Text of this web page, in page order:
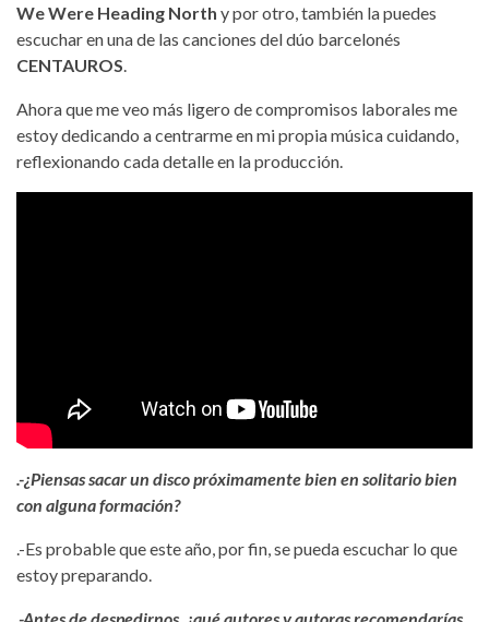
We Were Heading North y por otro, también la puedes
escuchar en una de las canciones del dúo barcelonés
CENTAUROS
Ahora que me veo más ligero de compromisos laborales me
estoy dedicando a centrarme en mi propia música cuidando,
reflexionando cada detalle en la producción.
.-¿Piensas sacar un disco próximamente bien en solitario bien
con alguna formación?
.-Es probable que este año, por fin, se pueda escuchar lo que
estoy preparando.
.-Antes de despedirnos, ¿qué autores y autoras recomendarías